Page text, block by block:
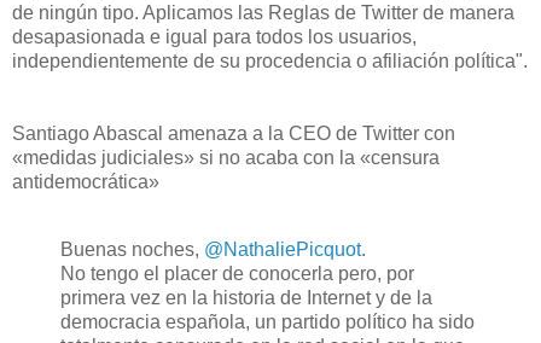
de ningún tipo. Aplicamos las Reglas de Twitter de manera
desapasionada e igual para todos los usuarios,
independientemente de su procedencia o afiliación política".
Santiago Abascal amenaza a la CEO de Twitter con
«medidas judiciales» si no acaba con la «censura
antidemocrática»
Buenas noches, @NathaliePicquot.
No tengo el placer de conocerla pero, por
primera vez en la historia de Internet y de la
democracia española, un partido político ha sido